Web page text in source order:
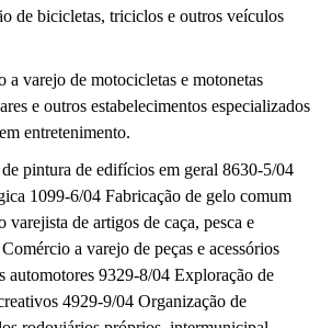
de bicicletas, triciclos e outros veículos
a varejo de motocicletas e motonetas
e outros estabelecimentos especializados
entretenimento.
pintura de edifícios em geral 8630-5/04
1099-6/04 Fabricação de gelo comum
de artigos de caça, pesca e
a varejo de peças e acessórios
automotores 9329-8/04 Exploração de
4929-9/04 Organização de